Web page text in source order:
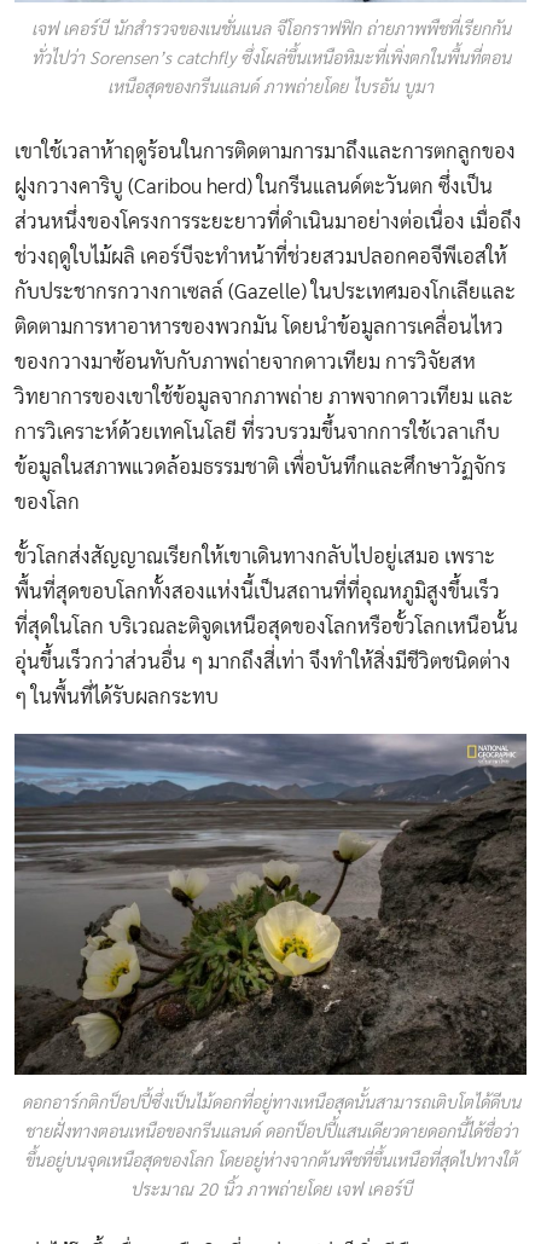
เจฟ เคอร์บี นักสำรวจของเนชั่นแนล จีโอกราฟฟิก ถ่ายภาพพืชที่เรียกกัน
ทั่วไปว่า Sorensen’s catchfly ซึ่งโผล่ขึ้นเหนือหิมะที่เพิ่งตกในพื้นที่ตอน
เหนือสุดของกรีนแลนด์ ภาพถ่ายโดย ไบรอัน บูมา
เขาใช้เวลาห้าฤดูร้อนในการติดตามการมาถึงและการตกลูกของ
ฝูงกวางคาริบู (Caribou herd) ในกรีนแลนด์ตะวันตก ซึ่งเป็น
ส่วนหนึ่งของโครงการระยะยาวที่ดำเนินมาอย่างต่อเนื่อง เมื่อถึง
ช่วงฤดูใบไม้ผลิ เคอร์บีจะทำหน้าที่ช่วยสวมปลอกคอจีพีเอสให้
กับประชากรกวางกาเซลล์ (Gazelle) ในประเทศมองโกเลียและ
ติดตามการหาอาหารของพวกมัน โดยนำข้อมูลการเคลื่อนไหว
ของกวางมาซ้อนทับกับภาพถ่ายจากดาวเทียม การวิจัยสห
วิทยาการของเขาใช้ข้อมูลจากภาพถ่าย ภาพจากดาวเทียม และ
การวิเคราะห์ด้วยเทคโนโลยี ที่รวบรวมขึ้นจากการใช้เวลาเก็บ
ข้อมูลในสภาพแวดล้อมธรรมชาติ เพื่อบันทึกและศึกษาวัฏจักร
ของโลก
ขั้วโลกส่งสัญญาณเรียกให้เขาเดินทางกลับไปอยู่เสมอ เพราะ
พื้นที่สุดขอบโลกทั้งสองแห่งนี้เป็นสถานที่ที่อุณหภูมิสูงขึ้นเร็ว
ที่สุดในโลก บริเวณละติจูดเหนือสุดของโลกหรือขั้วโลกเหนือนั้น
อุ่นขึ้นเร็วกว่าส่วนอื่น ๆ มากถึงสี่เท่า จึงทำให้สิ่งมีชีวิตชนิดต่าง
ๆ ในพื้นที่ได้รับผลกระทบ
ดอกอาร์กติกป็อปปี้ซึ่งเป็นไม้ดอกที่อยู่ทางเหนือสุดนั้นสามารถเติบโตได้ดีบน
ชายฝั่งทางตอนเหนือของกรีนแลนด์ ดอกป็อปปี้แสนเดียวดายดอกนี้ได้ชื่อว่า
ขึ้นอยู่บนจุดเหนือสุดของโลก โดยอยู่ห่างจากต้นพืชที่ขึ้นเหนือที่สุดไปทางใต้
ประมาณ 20 นิ้ว ภาพถ่ายโดย เจฟ เคอร์บี